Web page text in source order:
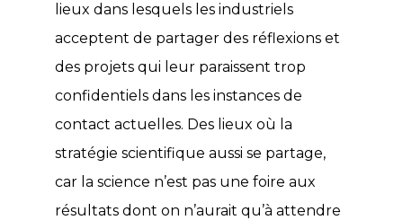
lieux dans lesquels les industriels
acceptent de partager des réflexions et
des projets qui leur paraissent trop
confidentiels dans les instances de
contact actuelles. Des lieux où la
stratégie scientifique aussi se partage,
car la science n’est pas une foire aux
résultats dont on n’aurait qu’à attendre